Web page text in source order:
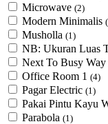
Microwave (2)
Modern Minimalis
Musholla (1)
NB: Ukuran Luas
Next To Busy Way
Office Room 1 (4)
Pagar Electric (1)
Pakai Pintu Kayu
Parabola (1)